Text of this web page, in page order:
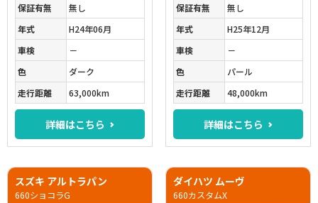
保証有無
無し
年式
H24年06月
車検
－
色
ダーク
走行距離
63,000km
詳細はこちら
保証有無
無し
年式
H25年12月
車検
－
色
パール
走行距離
48,000km
詳細はこちら
スズキ アルトラパン
660ショコラG
ダイハツ ムーヴ
660カスタムX